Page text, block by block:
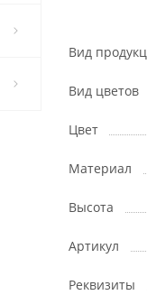
Вид
Вид цветов
Цвет
Материал
Высота
Артикул
Реквизиты